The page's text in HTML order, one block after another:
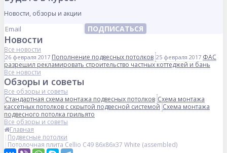
Новости, обзоры и акции
ПОДПИСАТЬСЯ
Новости
Все новости
26 февраля 2017 Пополнение подвесных потолков 25 февраля 2017 ФАС
разрешил рекламировать строительство частных коттеджей и бань
Все новости
Обзоры и советы
Все обзоры и советы
Стандартная схема монтажа подвесных потолков Схема монтажа
кассетных потолков с скрытой подвесной системой Схема монтажа
подвесного потолка грильято
Все обзоры и советы
Главная
Подвесные потолки
Потолочная плита Cellio C49 86x86x37 White (assembled)